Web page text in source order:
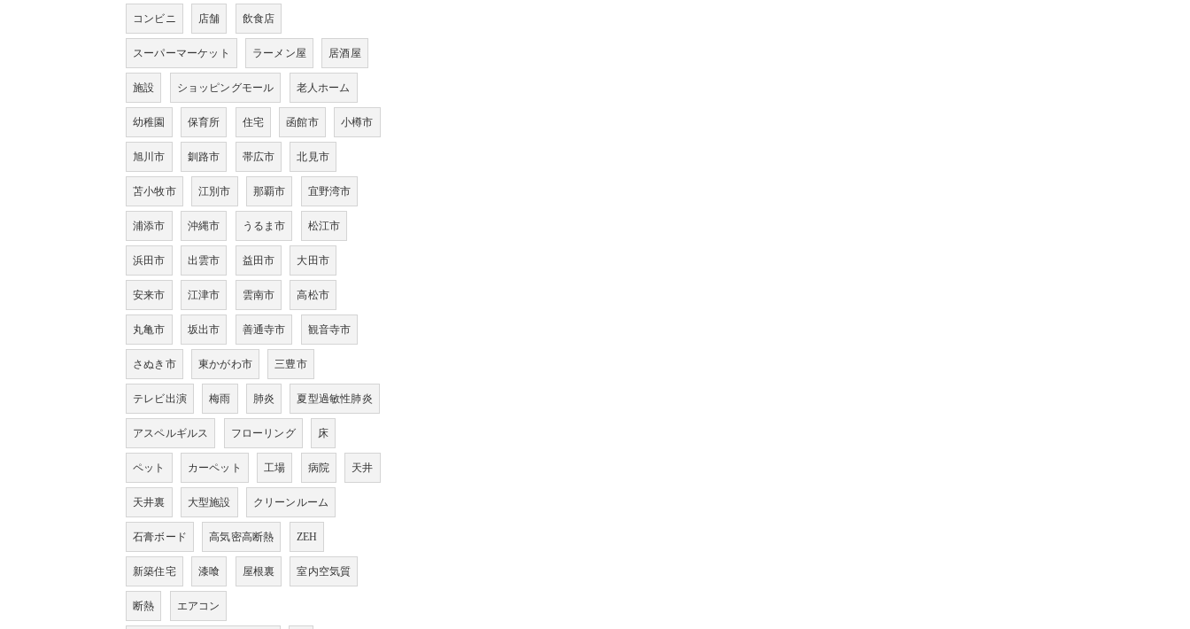
コンビニ 店舗 飲食店
スーパーマーケット ラーメン屋 居酒屋
施設 ショッピングモール 老人ホーム
幼稚園 保育所 住宅 函館市 小樽市
旭川市 釧路市 帯広市 北見市
苫小牧市 江別市 那覇市 宜野湾市
浦添市 沖縄市 うるま市 松江市
浜田市 出雲市 益田市 大田市
安来市 江津市 雲南市 高松市
丸亀市 坂出市 善通寺市 観音寺市
さぬき市 東かがわ市 三豊市
テレビ出演 梅雨 肺炎 夏型過敏性肺炎
アスペルギルス フローリング 床
ペット カーペット 工場 病院 天井
天井裏 大型施設 クリーンルーム
石膏ボード 高気密高断熱 ZEH
新築住宅 漆喰 屋根裏 室内空気質
断熱 エアコン